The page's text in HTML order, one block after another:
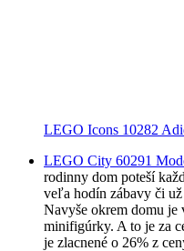
LEGO Icons 10282
LEGO City 60291
rodinny dom poteší
veľa hodín zábavy či
Navyše okrem domu je
minifigúrky. A to je za
je zlacnené o 26% z